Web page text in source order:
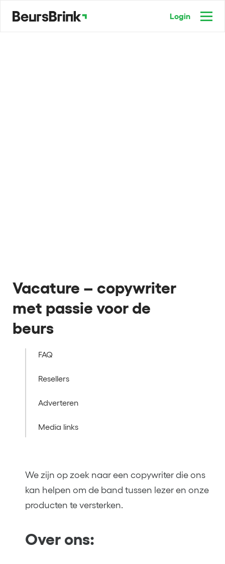
Login
Vacature – copywriter
met passie voor de
beurs
We zijn op zoek naar een copywriter die ons
kan helpen om de band tussen lezer en onze
producten te versterken.
Over ons:
FAQ
Resellers
Adverteren
Media links